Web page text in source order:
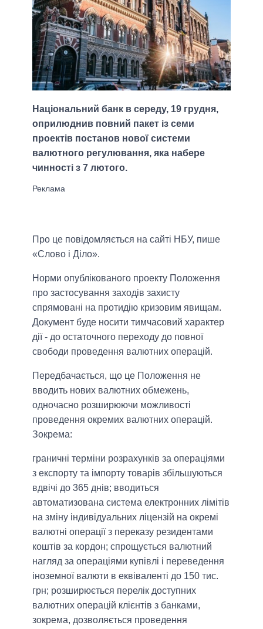
Національний банк в середу, 19 грудня,
оприлюднив повний пакет із семи
проектів постанов нової системи
валютного регулювання, яка набере
чинності з 7 лютого.
Про це повідомляється на сайті НБУ, пише
«Слово і Діло».
Норми опублікованого проекту Положення
про застосування заходів захисту
спрямовані на протидію кризовим явищам.
Документ буде носити тимчасовий характер
дії - до остаточного переходу до повної
свободи проведення валютних операцій.
Передбачається, що це Положення не
вводить нових валютних обмежень,
одночасно розширюючи можливості
проведення окремих валютних операцій.
Зокрема:
граничні терміни розрахунків за операціями
з експорту та імпорту товарів збільшуються
вдвічі до 365 днів; вводиться
автоматизована система електронних лімітів
на зміну індивідуальних ліцензій на окремі
валютні операції з переказу резидентами
коштів за кордон; спрощується валютний
нагляд за операціями купівлі і переведення
іноземної валюти в еквіваленті до 150 тис.
грн; розширюється перелік доступних
валютних операцій клієнтів з банками,
зокрема, дозволяється проведення